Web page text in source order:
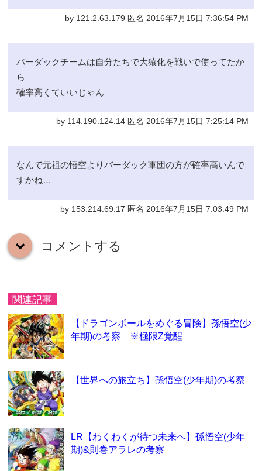
by 121.2.63.179 匿名 2016年7月15日 7:36:54 PM
バーダックチームは自分たちで大猿化を戦いで使ってたか
ら
確率高くていいじゃん
by 114.190.124.14 匿名 2016年7月15日 7:25:14 PM
なんで元祖の悟空よりバーダック軍団の方が確率高いんで
すかね…
by 153.214.69.17 匿名 2016年7月15日 7:03:49 PM
down コメントする
関連記事
【ドラゴンボールをめぐる冒険】孫悟空(少
年期)の考察 ※極限Z覚醒
【世界への旅立ち】孫悟空(少年期)の考察
LR【わくわくが待つ未来へ】孫悟空(少年
期)&則巻アラレの考察